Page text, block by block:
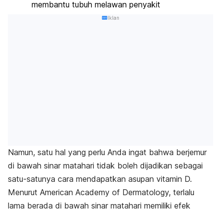
membantu tubuh melawan penyakit
Iklan
Namun, satu hal yang perlu Anda ingat bahwa berjemur
di bawah sinar matahari tidak boleh dijadikan sebagai
satu-satunya cara mendapatkan asupan vitamin D.
Menurut American Academy of Dermatology, terlalu
lama berada di bawah sinar matahari memiliki efek